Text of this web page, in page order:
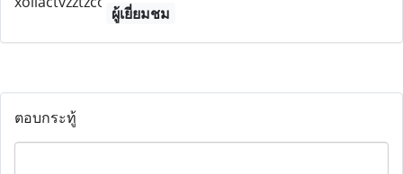
ผู้เยี่ยมชม
ตอบกระทู้